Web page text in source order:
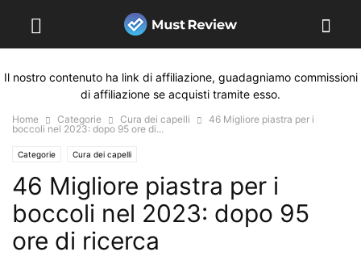
Il nostro contenuto ha link di affiliazione, guadagniamo commissioni
di affiliazione se acquisti tramite esso.
Home Categorie Cura dei capelli
46 Migliore piastra per i
boccoli nel 2023: dopo 95 ore di...
Categorie Cura dei capelli
46 Migliore piastra per i
boccoli nel 2023: dopo 95
ore di ricerca